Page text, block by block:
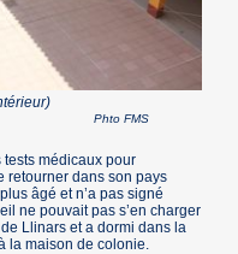
Phto FMS
médicaux pour
retourner dans son pays
âgé et n’a pas signé
ne pouvait pas s’en charger
Llinars et a dormi dans la
la maison de colonie.